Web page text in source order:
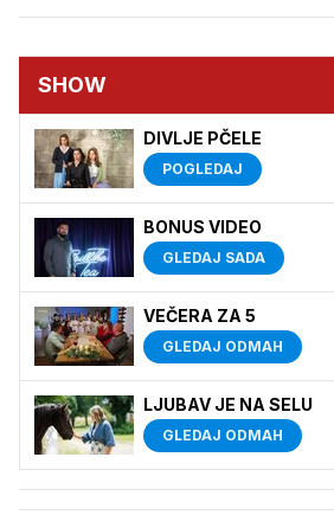
SHOW
DIVLJE PČELE
POGLEDAJ
BONUS VIDEO
GLEDAJ SADA
VEČERA ZA 5
GLEDAJ ODMAH
LJUBAV JE NA SELU
GLEDAJ ODMAH